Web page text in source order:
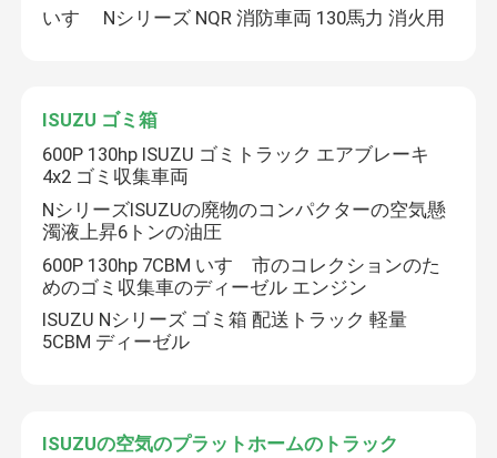
いすゞ Nシリーズ NQR 消防車両 130馬力 消火用
ISUZU ゴミ箱
600P 130hp ISUZU ゴミトラック エアブレーキ
4x2 ゴミ収集車両
NシリーズISUZUの廃物のコンパクターの空気懸
濁液上昇6トンの油圧
600P 130hp 7CBM いすゞ市のコレクションのた
めのゴミ収集車のディーゼル エンジン
ISUZU Nシリーズ ゴミ箱 配送トラック 軽量
5CBM ディーゼル
ISUZUの空気のプラットホームのトラック